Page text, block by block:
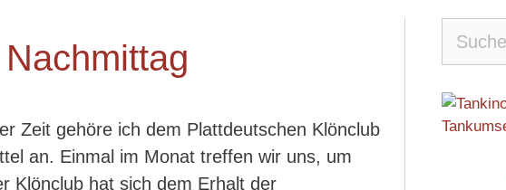
Zeit gehöre ich dem Plattdeutschen Klönclub
an. Einmal im Monat treffen wir uns, um
Klönclub hat sich dem Erhalt der
nach: